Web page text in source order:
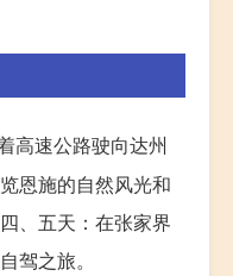
速公路驶向达州
恩施的自然风光和
、五天：在张家界
驾之旅。